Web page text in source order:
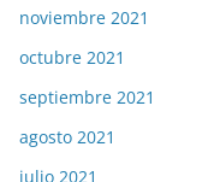
noviembre 2021
octubre 2021
septiembre 2021
agosto 2021
julio 2021